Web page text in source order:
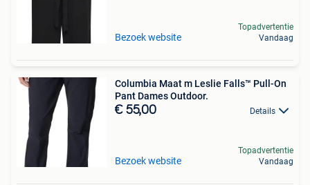
Bezoek website
Topadvertentie
Vandaag
Columbia Maat m Leslie Falls™ Pull-On
Pant Dames Outdoor.
€ 55,00 Details
Bezoek website
Topadvertentie
Vandaag